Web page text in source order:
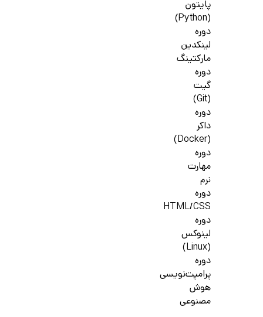
پایتون
(Python)
دوره
لینکدین
مارکتینگ
دوره
گیت
(Git)
دوره
داکر
(Docker)
دوره
مهارت
نرم
دوره
HTML/CSS
دوره
لینوکس
(Linux)
دوره
پرامپت‌نویسی
هوش
مصنوعی